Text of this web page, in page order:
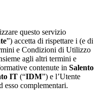
questo servizio
”) accetta di rispettare i (e di
e Condizioni di Utilizzo
agli altri termini e
contenute in Salento
IT (“IDM”) e l’Utente
esso complementari.